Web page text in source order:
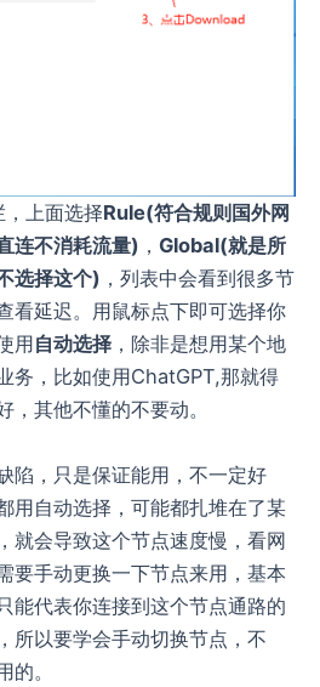
上面选择Rule(符合规则国外网
连不消耗流量) ， Global(就是所
选择这个) ，列表中会看到很多节
看延迟。用鼠标点下即可选择你
用自动选择 ，除非是想用某个地
务，比如使用ChatGPT,那就得
其他不懂的不要动。
陷，只是保证能用，不一定好
用自动选择，可能都扎堆在了某
就会导致这个节点速度慢，看网
要手动更换一下节点来用，基本
能代表你连接到这个节点通路的
所以要学会手动切换节点，不
。